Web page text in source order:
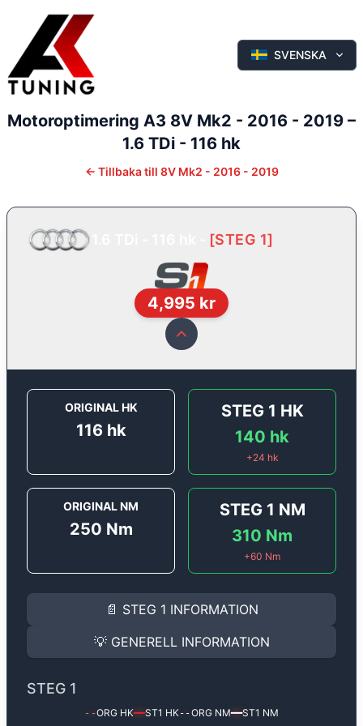
SVENSKA
Motoroptimering A3 8V Mk2 - 2016 - 2019 –
1.6 TDi - 116 hk
← Tillbaka till 8V Mk2 - 2016 - 2019
[STEG 1]
4,995 kr
ORIGINAL HK
116hk
STEG 1 HK
140 hk
+24 hk
ORIGINAL NM
250 Nm
STEG 1 NM
310 Nm
+60 Nm
📄 STEG 1 INFORMATION
INFORMATION
Steg 1
Audi A3 1.6 TDi - 116 hk.
Effekten ökar från116 hk till140 hkoch
(+24 hk & +60 Nm).
Ger mer effekt, högre vridmoment, lägre
Steg 1 mjukvara justerar vi ett antal
💡 GENERELL INFORMATION
✅ All mjukvara är skräddarsydd för din bil
✅ Felsökning inann samt efter optimering
STEG 1
--ORG HK━━ST1 HK--ORG NM━━ST1 NM